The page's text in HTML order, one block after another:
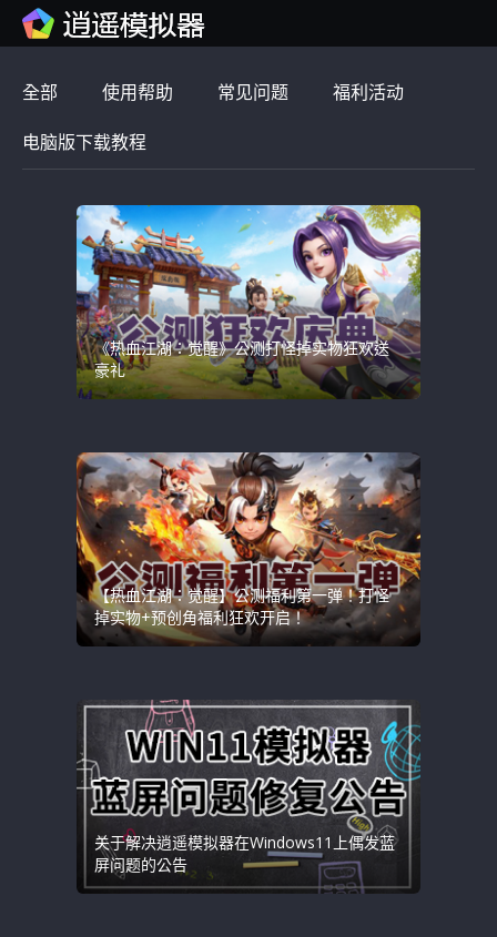
全部 使用帮助 常见问题 福利活动
电脑版下载教程
《热血江湖：觉醒》公测打怪掉实物狂欢送
豪礼
【热血江湖：觉醒】公测福利第一弹！打怪
掉实物+预创角福利狂欢开启！
关于解决逍遥模拟器在Windows11上偶发蓝
屏问题的公告